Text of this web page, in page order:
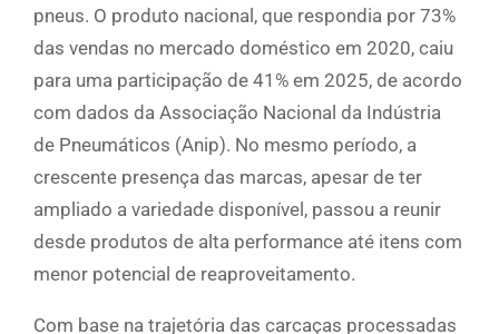
pneus. O produto nacional, que respondia por 73%
das vendas no mercado doméstico em 2020, caiu
para uma participação de 41% em 2025, de acordo
com dados da Associação Nacional da Indústria
de Pneumáticos (Anip). No mesmo período, a
crescente presença das marcas, apesar de ter
ampliado a variedade disponível, passou a reunir
desde produtos de alta performance até itens com
menor potencial de reaproveitamento.
Com base na trajetória das carcaças processadas